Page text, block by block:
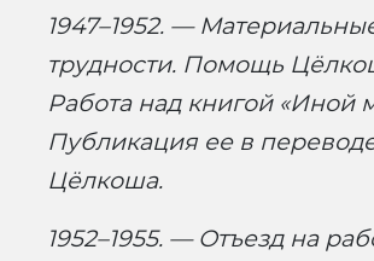
1947–1952. —
трудности. Помощь
Работа над книгой «Иной
Публикация ее в
Цёлкоша.
1952–1955. — Отъезд на